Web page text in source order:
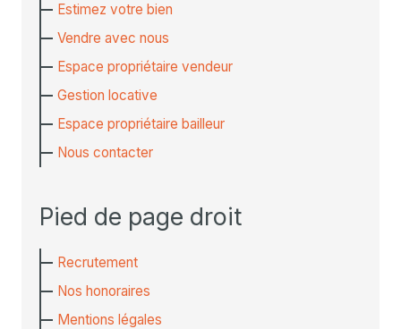
Estimez votre bien
Vendre avec nous
Espace propriétaire vendeur
Gestion locative
Espace propriétaire bailleur
Nous contacter
Pied de page droit
Recrutement
Nos honoraires
Mentions légales